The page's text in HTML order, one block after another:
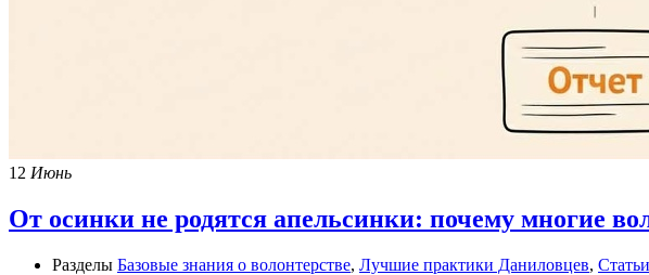
12 Июнь
От осинки не родятся апельсинки: почему многие
Разделы Базовые знания о волонтерстве, Лучшие практики Даниловцев, Статьи